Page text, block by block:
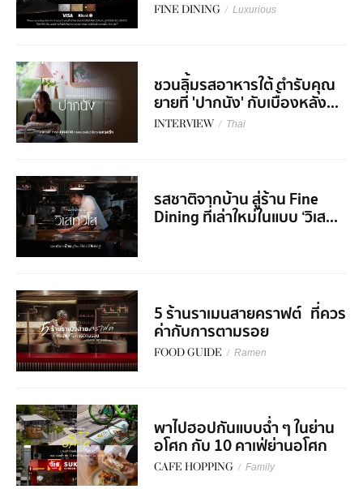
FINE DINING / Luxurious
ชวนลิ้มรสอาหารใต้ ตำรับคุณ
ยายที่ 'ปากนัง' กับเบื้องหลัง...
INTERVIEW / Thai
รสชาติจากบ้าน สู่ร้าน Fine
Dining ที่เล่าใหม่ในแบบ ‘วิเส...
5 ร้านราเมนสายคราฟต์ ที่ควร
ค่ากับการตามรอย
FOOD GUIDE / Ramen
พาไปฮอปกันแบบฉ่ำ ๆ ในย่าน
อโศก กับ 10 คาเฟ่ย่านอโศก
CAFE HOPPING / Family